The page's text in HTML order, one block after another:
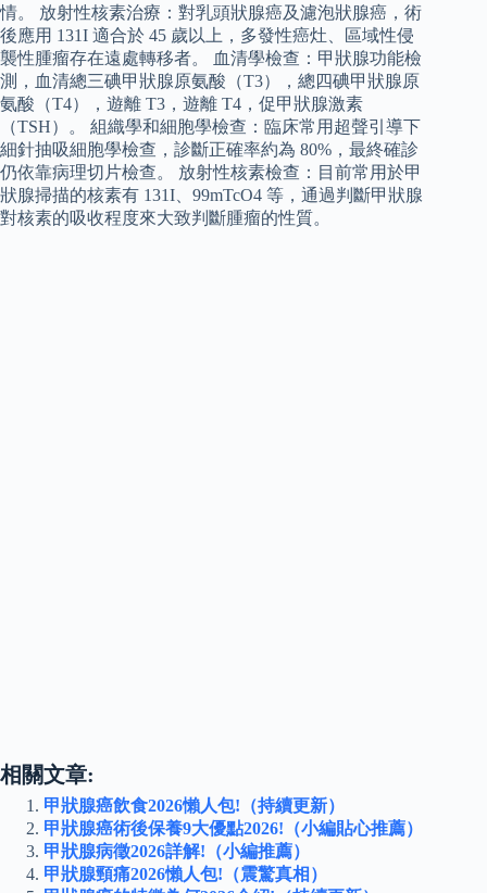
情。 放射性核素治療：對乳頭狀腺癌及濾泡狀腺癌，術
後應用 131I 適合於 45 歲以上，多發性癌灶、區域性侵
襲性腫瘤存在遠處轉移者。 血清學檢查：甲狀腺功能檢
測，血清總三碘甲狀腺原氨酸（T3），總四碘甲狀腺原
氨酸（T4），遊離 T3，遊離 T4，促甲狀腺激素
（TSH）。 組織學和細胞學檢查：臨床常用超聲引導下
細針抽吸細胞學檢查，診斷正確率約為 80%，最終確診
仍依靠病理切片檢查。 放射性核素檢查：目前常用於甲
狀腺掃描的核素有 131I、99mTcO4 等，通過判斷甲狀腺
對核素的吸收程度來大致判斷腫瘤的性質。
相關文章:
甲狀腺癌飲食2026懶人包!（持續更新）
甲狀腺癌術後保養9大優點2026!（小編貼心推薦）
甲狀腺病徵2026詳解!（小編推薦）
甲狀腺頸痛2026懶人包!（震驚真相）